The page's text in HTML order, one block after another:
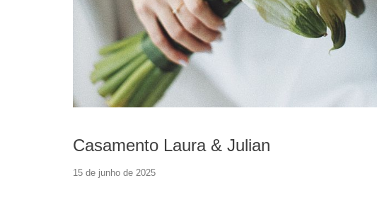
Casamento Laura & Julian
15 de junho de 2025